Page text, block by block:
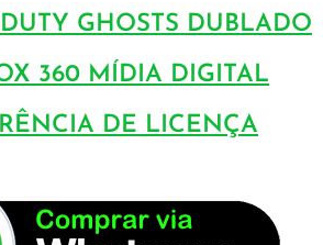
GHOSTS DUBLADO
360 MÍDIA DIGITAL
DE LICENÇA